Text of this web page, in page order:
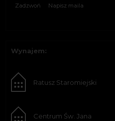
Zadzwoń Napisz maila
Wynajem:
Ratusz Staromiejski
Centrum Św. Jana